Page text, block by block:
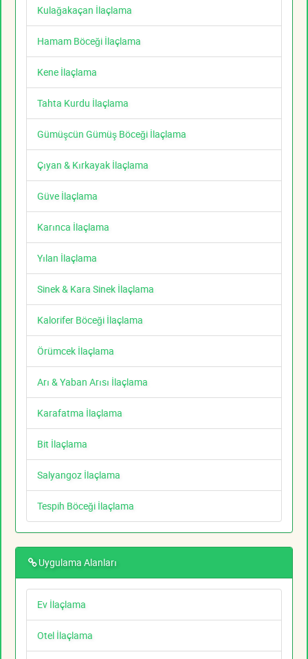
Kulağakaçan İlaçlama
Hamam Böceği İlaçlama
Kene İlaçlama
Tahta Kurdu İlaçlama
Gümüşcün Gümüş Böceği İlaçlama
Çıyan & Kırkayak İlaçlama
Güve İlaçlama
Karınca İlaçlama
Yılan İlaçlama
Sinek & Kara Sinek İlaçlama
Kalorifer Böceği İlaçlama
Örümcek İlaçlama
Arı & Yaban Arısı İlaçlama
Karafatma İlaçlama
Bit İlaçlama
Salyangoz İlaçlama
Tespih Böceği İlaçlama
Uygulama Alanları
Ev İlaçlama
Otel İlaçlama